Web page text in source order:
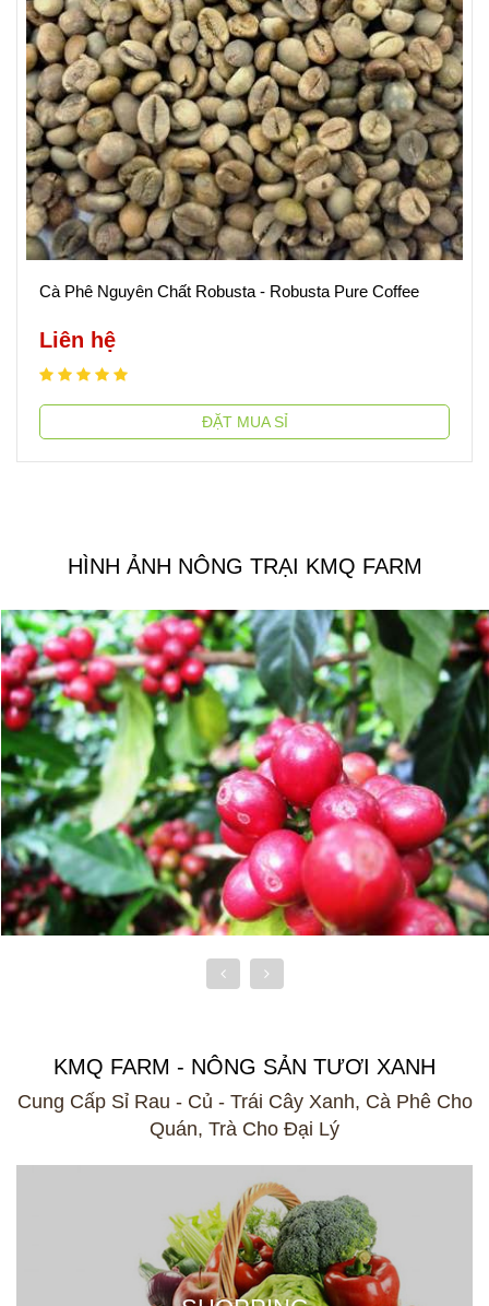
Cà Phê Nguyên Chất Robusta - Robusta Pure Coffee
Liên hệ
ĐẶT MUA SỈ
HÌNH ẢNH NÔNG TRẠI KMQ FARM
KMQ FARM - NÔNG SẢN TƯƠI XANH
Cung Cấp Sỉ Rau - Củ - Trái Cây Xanh, Cà Phê Cho
Quán, Trà Cho Đại Lý